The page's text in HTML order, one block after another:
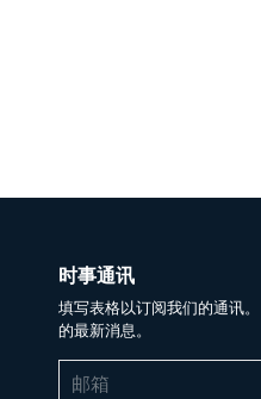
时事通讯
填写表格以订阅我们的通讯
的最新消息。